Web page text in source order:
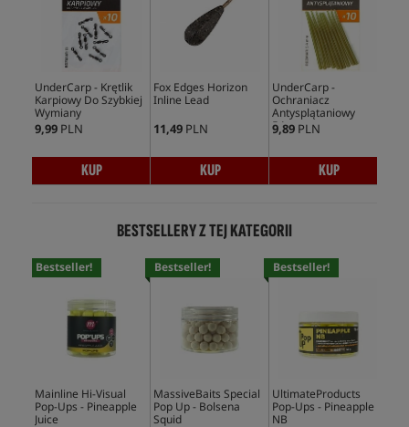
UnderCarp - Krętlik
Karpiowy Do Szybkiej
Wymiany
9,99 PLN
KUP
Fox Edges Horizon
Inline Lead
11,49 PLN
KUP
UnderCarp -
Ochraniacz
Antysplątaniowy
54mm
9,89 PLN
KUP
BESTSELLERY Z TEJ KATEGORII
Bestseller!
Mainline Hi-Visual
Pop-Ups - Pineapple
Juice
Bestseller!
MassiveBaits Special
Pop Up - Bolsena
Squid
Bestseller!
UltimateProducts
Pop-Ups - Pineapple
NB